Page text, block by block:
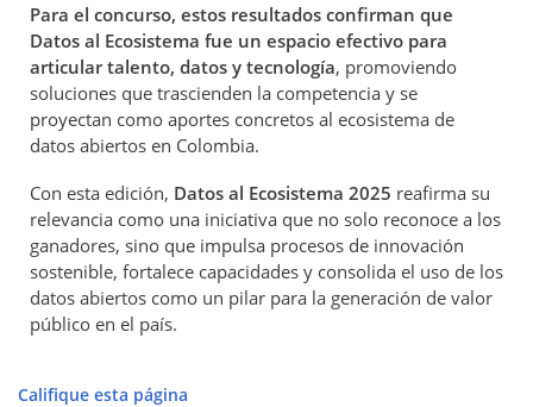
Para el concurso, estos resultados confirman que
Datos al Ecosistema fue un espacio efectivo para
articular talento, datos y tecnología, promoviendo
soluciones que trascienden la competencia y se
proyectan como aportes concretos al ecosistema de
datos abiertos en Colombia.
Con esta edición, Datos al Ecosistema 2025 reafirma su
relevancia como una iniciativa que no solo reconoce a los
ganadores, sino que impulsa procesos de innovación
sostenible, fortalece capacidades y consolida el uso de los
datos abiertos como un pilar para la generación de valor
público en el país.
Califique esta página